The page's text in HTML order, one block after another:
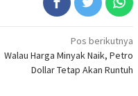
Pos berikutnya
Walau Harga Minyak Naik, Petro
Dollar Tetap Akan Runtuh